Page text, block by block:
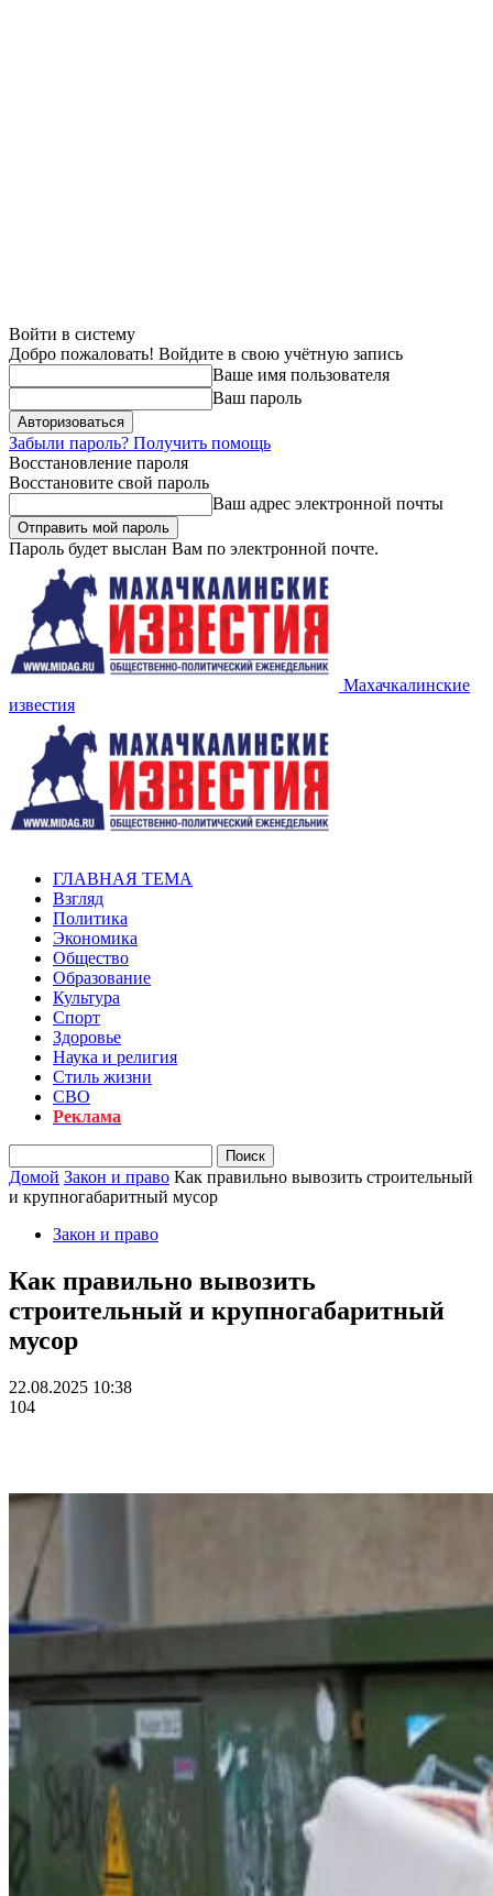
Войти в систему
Добро пожаловать! Войдите в свою учётную запись
Ваше имя пользователя
Ваш пароль
Забыли пароль? Получить помощь
Восстановление пароля
Восстановите свой пароль
Ваш адрес электронной почты
Пароль будет выслан Вам по электронной почте.
Махачкалинские
известия
ГЛАВНАЯ ТЕМА
Взгляд
Политика
Экономика
Общество
Образование
Культура
Спорт
Здоровье
Наука и религия
Стиль жизни
СВО
Реклама
Домой Закон и право Как правильно вывозить строительный
и крупногабаритный мусор
Закон и право
Как правильно вывозить
строительный и крупногабаритный
мусор
22.08.2025 10:38
104